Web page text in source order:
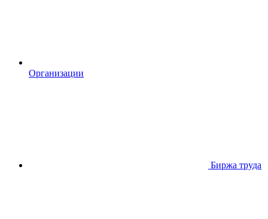
Организации
Биржа труда